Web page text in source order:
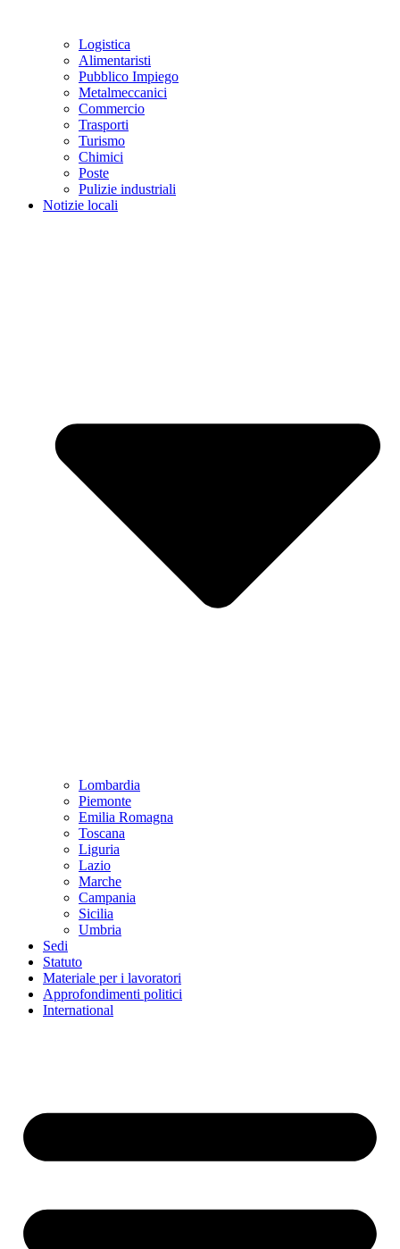
Logistica
Alimentaristi
Pubblico Impiego
Metalmeccanici
Commercio
Trasporti
Turismo
Chimici
Poste
Pulizie industriali
Notizie locali
Lombardia
Piemonte
Emilia Romagna
Toscana
Liguria
Lazio
Marche
Campania
Sicilia
Umbria
Sedi
Statuto
Materiale per i lavoratori
Approfondimenti politici
International